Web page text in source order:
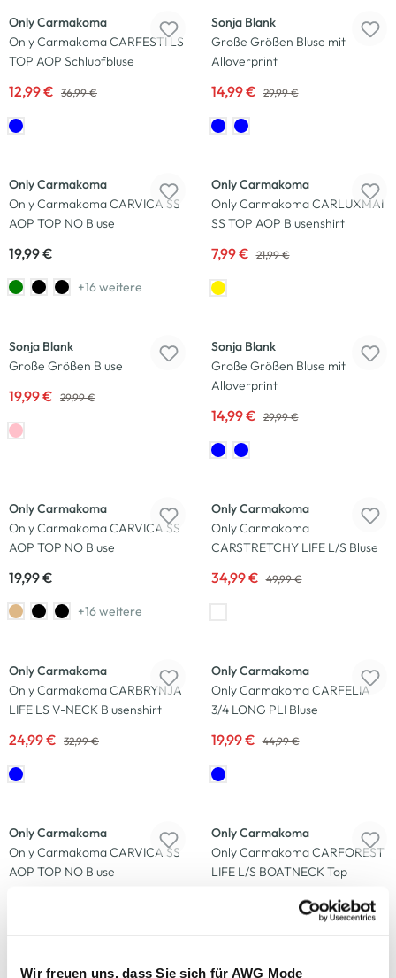
Wir freuen uns, dass Sie sich für AWG Mode
Only Carmakoma
Only Carmakoma CARFESTI LS
TOP AOP Schlupfbluse
12,99 € 36,99 €
Sonja Blank
Große Größen Bluse mit
Alloverprint
14,99 € 29,99 €
Only Carmakoma
Only Carmakoma CARVICA SS
AOP TOP NO Bluse
19,99 €
+16 weitere
Only Carmakoma
Only Carmakoma CARLUXMAI
SS TOP AOP Blusenshirt
7,99 € 21,99 €
Sonja Blank
Große Größen Bluse
19,99 € 29,99 €
Sonja Blank
Große Größen Bluse mit
Alloverprint
14,99 € 29,99 €
Only Carmakoma
Only Carmakoma CARVICA SS
AOP TOP NO Bluse
19,99 €
+16 weitere
Only Carmakoma
Only Carmakoma
CARSTRETCHY LIFE L/S Bluse
34,99 € 49,99 €
Only Carmakoma
Only Carmakoma CARBRYNJA
LIFE LS V-NECK Blusenshirt
24,99 € 32,99 €
Only Carmakoma
Only Carmakoma CARFELIA
3/4 LONG PLI Bluse
19,99 € 44,99 €
Only Carmakoma
Only Carmakoma CARVICA SS
AOP TOP NO Bluse
Only Carmakoma
Only Carmakoma CARFOREST
LIFE L/S BOATNECK Top
32,99 €